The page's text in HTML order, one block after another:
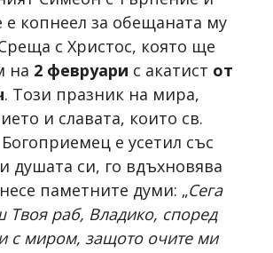
копнеел за обещаната му
с Христос, която ще
на 2 февруари с акатист от
. Този празник на мира,
и славата, които св.
е усетил със
душата си, го вдъхновява
паметните думи: „Сега
Твоя раб, Владико, според
с миром, защото очите ми